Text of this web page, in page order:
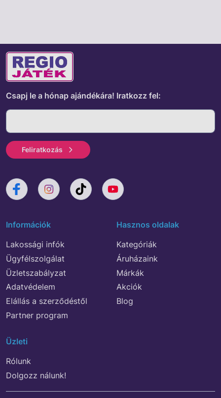
Csapj le a hónap ajándékára! Iratkozz fel:
Feliratkozás
Információk
Lakossági infók
Ügyfélszolgálat
Üzletszabályzat
Adatvédelem
Elállás a szerződéstől
Partner program
Hasznos oldalak
Kategóriák
Áruházaink
Márkák
Akciók
Blog
Üzleti
Rólunk
Dolgozz nálunk!